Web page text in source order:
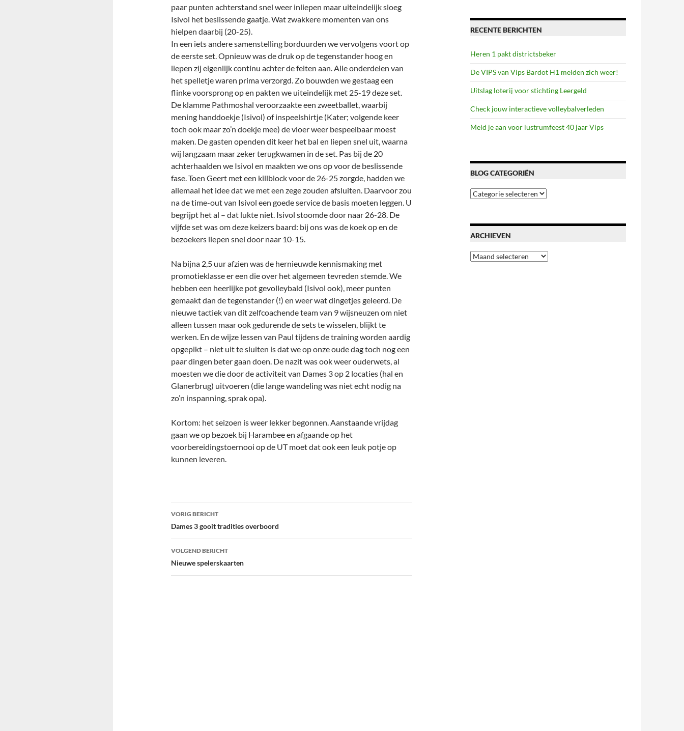
paar punten achterstand snel weer inliepen maar uiteindelijk sloeg
Isivol het beslissende gaatje. Wat zwakkere momenten van ons
hielpen daarbij (20-25).
In een iets andere samenstelling borduurden we vervolgens voort op
de eerste set. Opnieuw was de druk op de tegenstander hoog en
liepen zij eigenlijk continu achter de feiten aan. Alle onderdelen van
het spelletje waren prima verzorgd. Zo bouwden we gestaag een
flinke voorsprong op en pakten we uiteindelijk met 25-19 deze set.
De klamme Pathmoshal veroorzaakte een zweetballet, waarbij
mening handdoekje (Isivol) of inspeelshirtje (Kater; volgende keer
toch ook maar zo’n doekje mee) de vloer weer bespeelbaar moest
maken. De gasten openden dit keer het bal en liepen snel uit, waarna
wij langzaam maar zeker terugkwamen in de set. Pas bij de 20
achterhaalden we Isivol en maakten we ons op voor de beslissende
fase. Toen Geert met een killblock voor de 26-25 zorgde, hadden we
allemaal het idee dat we met een zege zouden afsluiten. Daarvoor zou
na de time-out van Isivol een goede service de basis moeten leggen. U
begrijpt het al – dat lukte niet. Isivol stoomde door naar 26-28. De
vijfde set was om deze keizers baard: bij ons was de koek op en de
bezoekers liepen snel door naar 10-15.
Na bijna 2,5 uur afzien was de hernieuwde kennismaking met
promotieklasse er een die over het algemeen tevreden stemde. We
hebben een heerlijke pot gevolleybald (Isivol ook), meer punten
gemaakt dan de tegenstander (!) en weer wat dingetjes geleerd. De
nieuwe tactiek van dit zelfcoachende team van 9 wijsneuzen om niet
alleen tussen maar ook gedurende de sets te wisselen, blijkt te
werken. En de wijze lessen van Paul tijdens de training worden aardig
opgepikt – niet uit te sluiten is dat we op onze oude dag toch nog een
paar dingen beter gaan doen. De nazit was ook weer ouderwets, al
moesten we die door de activiteit van Dames 3 op 2 locaties (hal en
Glanerbrug) uitvoeren (die lange wandeling was niet echt nodig na
zo’n inspanning, sprak opa).
Kortom: het seizoen is weer lekker begonnen. Aanstaande vrijdag
gaan we op bezoek bij Harambee en afgaande op het
voorbereidingstoernooi op de UT moet dat ook een leuk potje op
kunnen leveren.
Bericht
navigatie
VORIG BERICHT
Dames 3 gooit tradities overboord
VOLGEND BERICHT
Nieuwe spelerskaarten
RECENTE BERICHTEN
Heren 1 pakt districtsbeker
De VIPS van Vips Bardot H1 melden zich weer!
Uitslag loterij voor stichting Leergeld
Check jouw interactieve volleybalverleden
Meld je aan voor lustrumfeest 40 jaar Vips
BLOG CATEGORIËN
Blog
categoriën
ARCHIEVEN
Archieven